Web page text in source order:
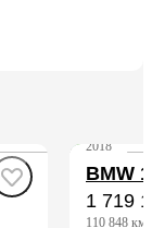
BMW
2018
1 719
110 848 км